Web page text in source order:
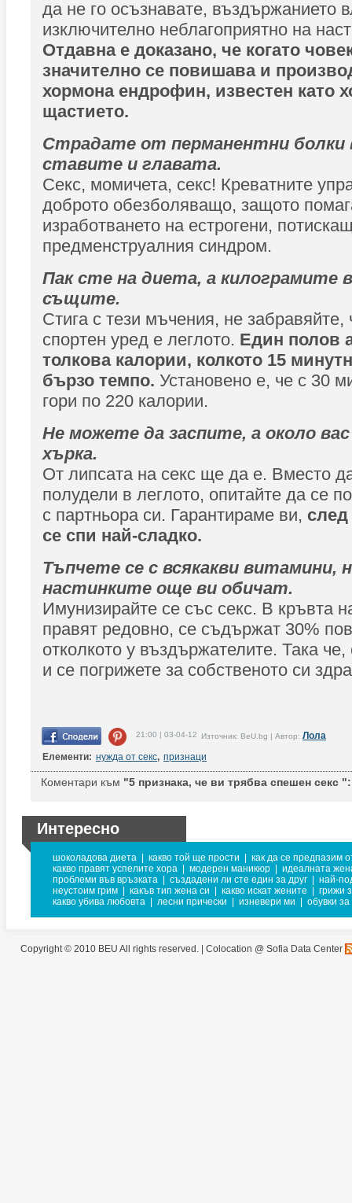
да не го осъзнавате, въздържанието
изключително неблагоприятно на
Отдавна е доказано, че когато
значително се повишава и
хормона ендрофин, известен като
щастието.
Страдате от перманентни болки
ставите и главата.
Секс, момичета, секс! Креватните
доброто обезболяващо, защото
изработването на естрогени,
предменструалния синдром.
Пак сте на диета, а килограмите
същите.
Стига с тези мъчения, не забравяйте,
спортен уред е леглото. Един полов
толкова калории, колкото 15
бързо темпо. Установено е, че с 30
гори по 220 калории.
Не можете да заспите, а около
хърка.
От липсата на секс ще да е. Вместо
полудели в леглото, опитайте да се
с партньора си. Гарантираме ви, след
се спи най-сладко.
Тъпчете се с всякакви витамини,
настинките още ви обичат.
Имунизирайте се със секс. В кръвта
правят редовно, се съдържат 30%
отколкото у въздържателите. Така
и се погрижете за собственото си
21:00 | 03-04-12 Източник: BeU.bg | Автор: Лола
Елементи: нужда от секс, признаци
Коментари към "5 признака, че ви трябва спешен секс ":
Интересно
шоколадова диета какво той ще прости
как да се предпазим
какво правят успелите хора
модерен маникюр
идеалната
проблеми във връзката
създадени ли сте един за друг
най-
неустоим грим
какъв тип жена си какво искат жените
грижи
какво убива любовта
лесни прически изневери ми обувки
Copyright © 2010 BEU All rights reserved. | Colocation @ Sofia Data Center